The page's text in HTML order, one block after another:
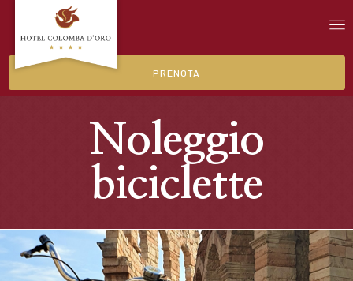
PRENOTA
Noleggio
biciclette